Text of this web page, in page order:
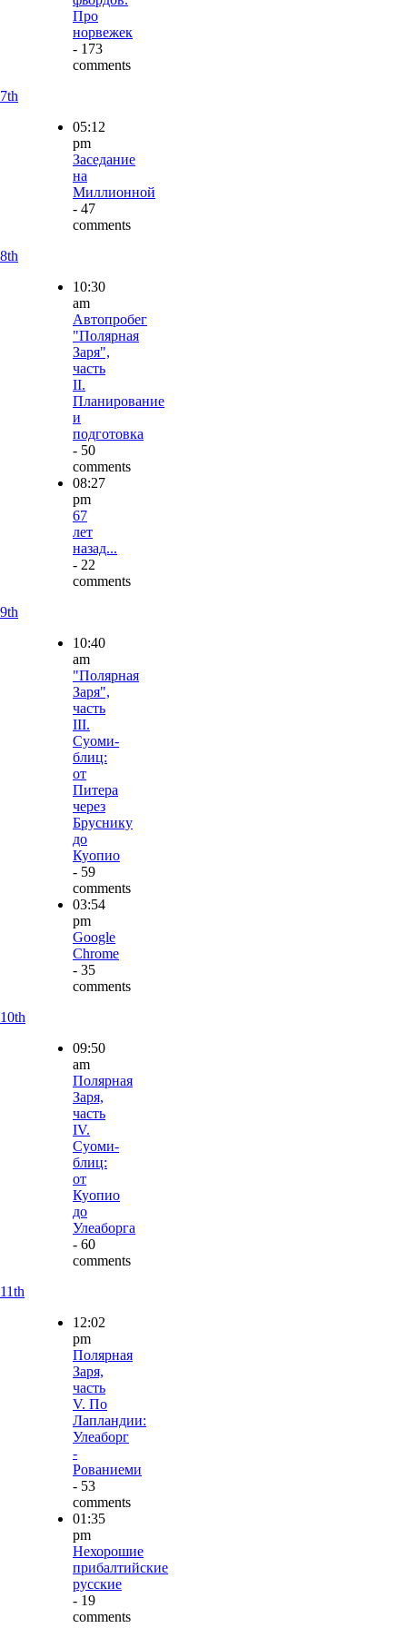
Про
норвежек
- 173
comments
7th
05:12
pm
Заседание
на
Миллионной
- 47
comments
8th
10:30
am
Автопробег
"Полярная
Заря",
часть
II.
Планирование
и
подготовка
- 50
comments
08:27
pm
67
лет
назад...
- 22
comments
9th
10:40
am
"Полярная
Заря",
часть
III.
Суоми-
блиц:
от
Питера
через
Бруснику
до
Куопио
- 59
comments
03:54
pm
Google
Chrome
- 35
comments
10th
09:50
am
Полярная
Заря,
часть
IV.
Суоми-
блиц:
от
Куопио
до
Улеаборга
- 60
comments
11th
12:02
pm
Полярная
Заря,
часть
V. По
Лапландии:
Улеаборг
-
Рованиеми
- 53
comments
01:35
pm
Нехорошие
прибалтийские
русские
- 19
comments